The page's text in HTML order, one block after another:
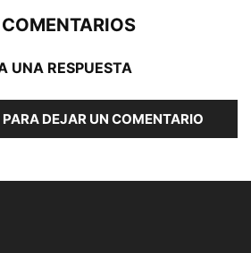
UNA RESPUESTA
DEJAR UN COMENTARIO